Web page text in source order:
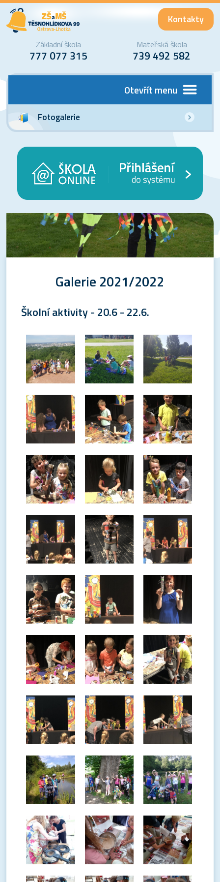
Kontakty
Základní škola
777 077 315
Mateřská škola
739 492 582
Otevřít menu
Fotogalerie
Galerie 2021/2022
Školní aktivity - 20.6 - 22.6.